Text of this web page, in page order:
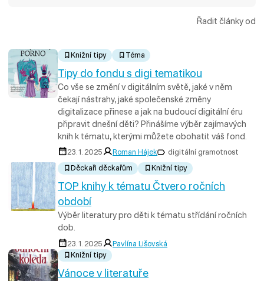
Řadit články od
Knižní tipy Téma
Tipy do fondu s digi tematikou
Co vše se změní v digitálním světě, jaké v něm
čekají nástrahy, jaké společenské změny
digitalizace přinese a jak na budoucí digitální éru
připravit dnešní děti? Přinášíme výběr zajímavých
knih k tématu, kterými můžete obohatit váš fond.
23. 1. 2025 Roman Hájek
digitální gramotnost
Děckaři děckařům
Knižní tipy
TOP knihy k tématu Čtvero ročních
období
Výběr literatury pro děti k tématu střídání ročních
dob.
23. 1. 2025
Pavlína Lišovská
Knižní tipy
Vánoce v literatuře